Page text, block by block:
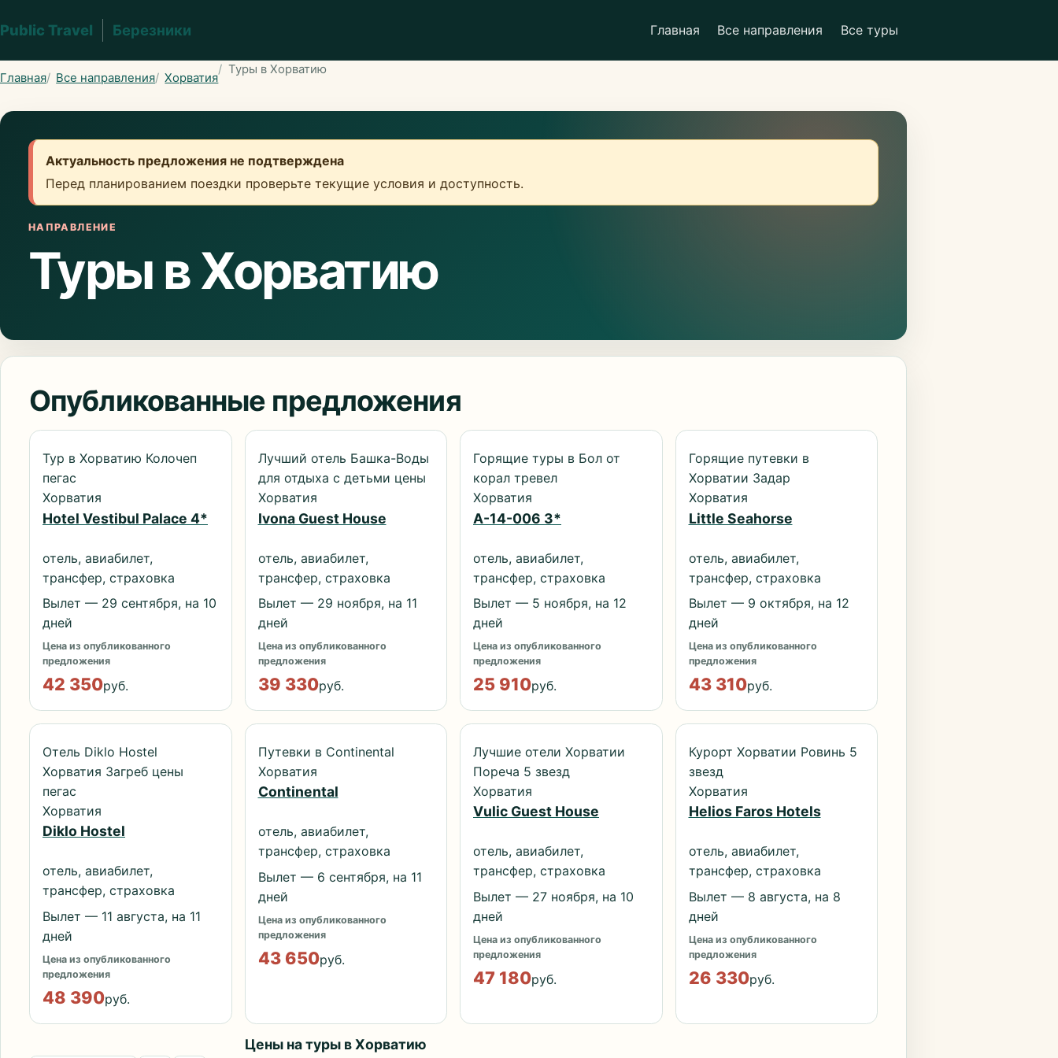
Public Travel Березники Главная Все направления Все туры
Главная Все направления Хорватия
Туры в Хорватию
Актуальность предложения не подтверждена
Перед планированием поездки проверьте текущие условия и доступность.
НАПРАВЛЕНИЕ
Туры в Хорватию
Опубликованные предложения
Тур в Хорватию Колочеп
пегас
Хорватия
Hotel Vestibul Palace 4*
отель, авиабилет,
трансфер, страховка
Вылет — 29 сентября, на 10
дней
Цена из опубликованного
предложения
42 350руб.
Лучший отель Башка-Воды
для отдыха с детьми цены
Хорватия
Ivona Guest House
отель, авиабилет,
трансфер, страховка
Вылет — 29 ноября, на 11
дней
Цена из опубликованного
предложения
39 330руб.
Горящие туры в Бол от
корал тревел
Хорватия
A-14-006 3*
отель, авиабилет,
трансфер, страховка
Вылет — 5 ноября, на 12
дней
Цена из опубликованного
предложения
25 910руб.
Горящие путевки в
Хорватии Задар
Хорватия
Little Seahorse
отель, авиабилет,
трансфер, страховка
Вылет — 9 октября, на 12
дней
Цена из опубликованного
предложения
43 310руб.
Отель Diklo Hostel
Хорватия Загреб цены
пегас
Хорватия
Diklo Hostel
отель, авиабилет,
трансфер, страховка
Вылет — 11 августа, на 11
дней
Цена из опубликованного
предложения
48 390руб.
Путевки в Continental
Хорватия
Continental
отель, авиабилет,
трансфер, страховка
Вылет — 6 сентября, на 11
дней
Цена из опубликованного
предложения
43 650руб.
Лучшие отели Хорватии
Пореча 5 звезд
Хорватия
Vulic Guest House
отель, авиабилет,
трансфер, страховка
Вылет — 27 ноября, на 10
дней
Цена из опубликованного
предложения
47 180руб.
Курорт Хорватии Ровинь 5
звезд
Хорватия
Helios Faros Hotels
отель, авиабилет,
трансфер, страховка
Вылет — 8 августа, на 8
дней
Цена из опубликованного
предложения
26 330руб.
Цены на туры в Хорватию